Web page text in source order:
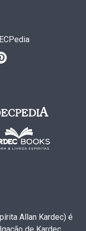
Allan Kardec) é